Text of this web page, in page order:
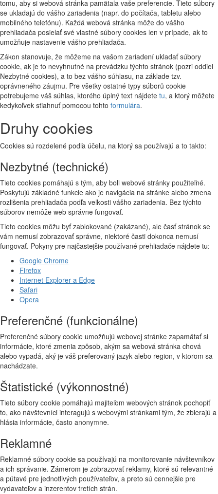
tomu, aby si webová stránka pamätala vaše preferencie. Tieto súbory
se ukladajú do vášho zariadenia (napr. do počítača, tabletu alebo
mobilného telefónu). Každá webová stránka môže do vášho
prehliadača posielať své vlastné súbory cookies len v prípade, ak to
umožňuje nastavenie vášho prehliadača.
Zákon stanovuje, že môžeme na vašom zariadení ukladať súbory
cookie, ak je to nevyhnutné na prevádzku týchto stránok (pozri oddiel
Nezbytné cookies), a to bez vášho súhlasu, na základe tzv.
oprávneného záujmu. Pre všetky ostatné typy súborů cookie
potrebujeme váš súhlas, ktorého úplný text nájdete tu, a ktorý môžete
kedykoľvek stiahnuť pomocou tohto formulára.
Druhy cookies
Cookies sú rozdelené podľa účelu, na ktorý sa používajú a to takto:
Nezbytné (technické)
Tieto cookies pomáhajú s tým, aby boli webové stránky použiteľné.
Poskytujú základné funkcie ako je navigácia na stránke alebo zmena
rozlišenia prehliadača podľa veľkosti vášho zariadenia. Bez týchto
súborov nemôže web správne fungovať.
Tieto cookies môžu byť zablokované (zakázané), ale časť stránok se
vám nemusí zobrazovať správne, niektoré časti dokonca nemusí
fungovať. Pokyny pre najčastejšie používané prehliadače nájdete tu:
Google Chrome
Firefox
Internet Explorer a Edge
Safari
Opera
Preferenčné (funkcionálne)
Preferenčné súbory cookie umožňujú webovej stránke zapamätať si
informácie, ktoré zmenia zpôsob, akým sa webová stránka chová
alebo vypadá, aký je váš preferovaný jazyk alebo region, v ktorom sa
nachádzate.
Štatistické (výkonnostné)
Tieto súbory cookie pomáhajú majiteľom webových stránok pochopiť
to, ako návštevníci interagujú s webovými stránkami tým, že zbierajú a
hlásia informácie, často anonymne.
Reklamné
Reklamné súbory cookie sa používajú na monitorovanie návštevníkov
a ich správanie. Zámerom je zobrazovať reklamy, ktoré sú relevantné
a pútavé pre jednotlivých používateľov, a preto sú cennejšie pre
vydavateľov a inzerentov tretích strán.